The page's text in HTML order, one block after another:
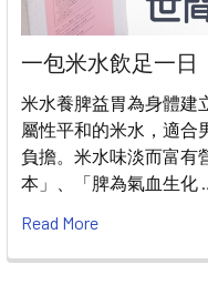
一包米水飲足一日
米水養脾益胃為身體建
屬性平和的米水，適合
負擔。米水味淡而富有
本」、「脾為氣血生化
Read More